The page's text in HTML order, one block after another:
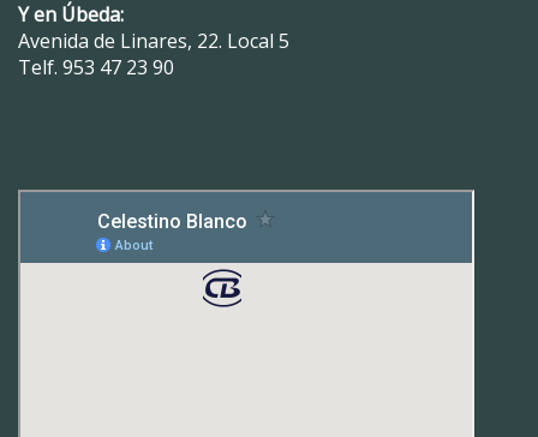
Y en Úbeda:
Avenida de Linares, 22. Local 5
Telf. 953 47 23 90